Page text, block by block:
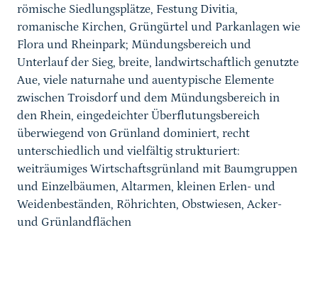
römische Siedlungsplätze, Festung Divitia,
romanische Kirchen, Grüngürtel und Parkanlagen wie
Flora und Rheinpark; Mündungsbereich und
Unterlauf der Sieg, breite, landwirtschaftlich genutzte
Aue, viele naturnahe und auentypische Elemente
zwischen Troisdorf und dem Mündungsbereich in
den Rhein, eingedeichter Überflutungsbereich
überwiegend von Grünland dominiert, recht
unterschiedlich und vielfältig strukturiert:
weiträumiges Wirtschaftsgrünland mit Baumgruppen
und Einzelbäumen, Altarmen, kleinen Erlen- und
Weidenbeständen, Röhrichten, Obstwiesen, Acker-
und Grünlandflächen